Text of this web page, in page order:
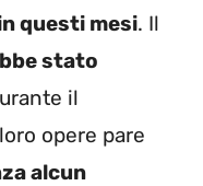
questi mesi. Il
stato
il
opere pare
alcun